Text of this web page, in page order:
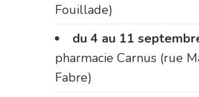
Fouillade)
du 4 au 11
pharmacie Carnus (rue
Fabre)